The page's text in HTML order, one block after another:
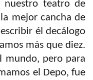
nuestro teatro de
mejor cancha de
él decálogo
más que diez.
mundo, pero para
el Depo, fue